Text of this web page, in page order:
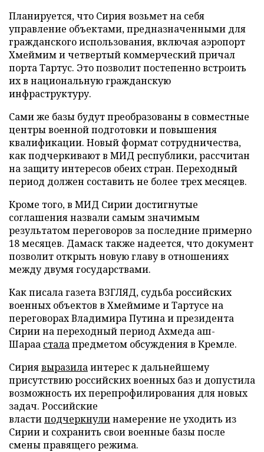
Планируется, что Сирия возьмет на себя
управление объектами, предназначенными для
гражданского использования, включая аэропорт
Хмеймим и четвертый коммерческий причал
порта Тартус. Это позволит постепенно встроить
их в национальную гражданскую
инфраструктуру.
Сами же базы будут преобразованы в совместные
центры военной подготовки и повышения
квалификации. Новый формат сотрудничества,
как подчеркивают в МИД республики, рассчитан
на защиту интересов обеих стран. Переходный
период должен составить не более трех месяцев.
Кроме того, в МИД Сирии достигнутые
соглашения назвали самым значимым
результатом переговоров за последние примерно
18 месяцев. Дамаск также надеется, что документ
позволит открыть новую главу в отношениях
между двумя государствами.
Как писала газета ВЗГЛЯД, судьба российских
военных объектов в Хмеймиме и Тартусе на
переговорах Владимира Путина и президента
Сирии на переходный период Ахмеда аш-
Шараа сталапредметом обсуждения в Кремле.
Сириявыразилаинтерес к дальнейшему
присутствию российских военных баз и допустила
возможность их перепрофилирования для новых
задач. Российские
властиподчеркнулинамерение не уходить из
Сирии и сохранить свои военные базы после
смены правящего режима.